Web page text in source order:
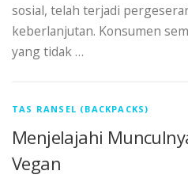
sosial, telah terjadi
keberlanjutan. Konsumen
yang tidak …
TAS RANSEL (BACKPACKS)
Menjelajahi
Vegan